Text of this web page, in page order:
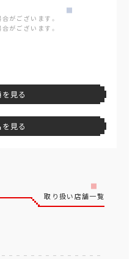
がございます。
がございます。
見る
見る
取り扱い店舗一覧